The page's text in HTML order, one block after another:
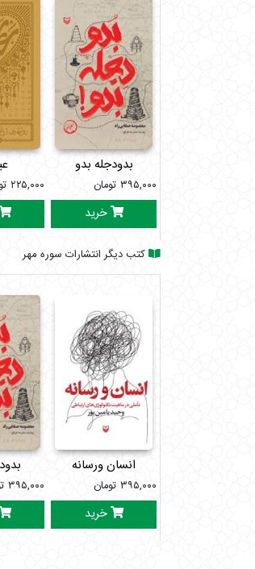
بدودجله بدو
۳۹۵,۰۰۰ تومان
خرید
۲۲۵,۰۰۰
کتب دیگر انتشارات سوره مهر
انسان ورسانه
۳۹۵,۰۰۰ تومان
خرید
۳۹۵,۰۰۰